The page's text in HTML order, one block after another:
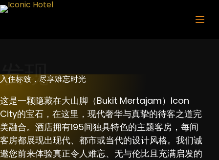
Skip
发现
入住标致，尽享难忘时光
这是一颗隐藏在大山脚（Bukit Mertajam）Icon
City的宝石，在这里，现代奢华与真挚的待客之道完
美融合。酒店拥有195间独具特色的主题客房，每间
客房都展现出现代、都市或当代的设计风格。我们诚
邀您前来体验真正令人难忘、无与伦比且充满启发的